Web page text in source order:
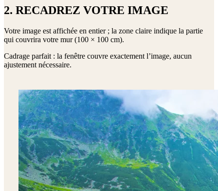
2. RECADREZ VOTRE IMAGE
Votre image est affichée en entier ; la zone claire indique la partie
qui couvrira votre mur (100 × 100 cm).
Cadrage parfait : la fenêtre couvre exactement l’image, aucun
ajustement nécessaire.